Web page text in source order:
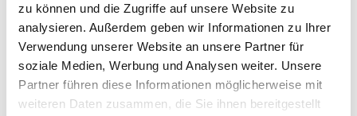
zu können und die Zugriffe auf unsere Website zu
analysieren. Außerdem geben wir Informationen zu Ihrer
Verwendung unserer Website an unsere Partner für
soziale Medien, Werbung und Analysen weiter. Unsere
Partner führen diese Informationen möglicherweise mit
weiteren Daten zusammen, die Sie ihnen bereitgestellt